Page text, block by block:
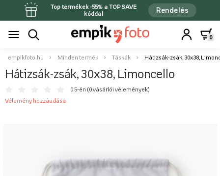
Top termékek -55% a TOPSAVE
kóddal
Rendelés
0
empikfoto.hu Minden termék Táskák Hátizsák-zsák, 30x38,
Hátizsák-zsák, 30x38, Limoncello
0 5-én (0 vásárlói vélemények)
Vélemény hozzáadása